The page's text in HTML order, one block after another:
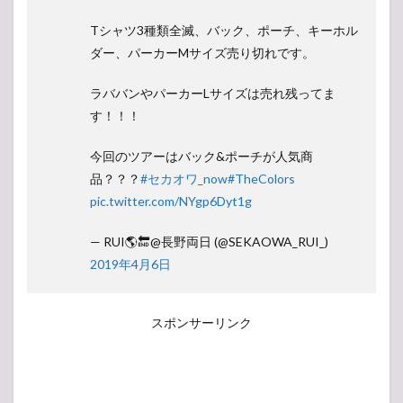
Tシャツ3種類全滅、バック、ポーチ、キーホル
ダー、パーカーMサイズ売り切れです。
ラババンやパーカーLサイズは売れ残ってま
す！！！
今回のツアーはバック&ポーチが人気商
品？？？#セカオワ_now#TheColors
pic.twitter.com/NYgp6Dyt1g
— RUI🌎🔚@長野両日 (@SEKAOWA_RUI_)
2019年4月6日
スポンサーリンク